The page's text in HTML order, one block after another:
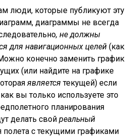
люди, которые публикуют эту
диаграммы не всегда
, не должны
для навигационных целей(как
конечно заменить график
(или найдите на графике
является текущей) если
вы только используете это
планирования
делать свойреальный
полета с текущими графиками